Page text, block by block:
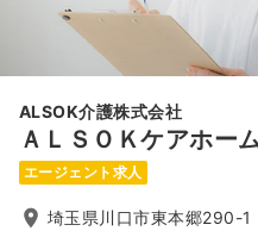
ALSOK介護株式会社
ＡＬＳＯＫケアホー
エージェント求人
埼玉県川口市東本郷290-1